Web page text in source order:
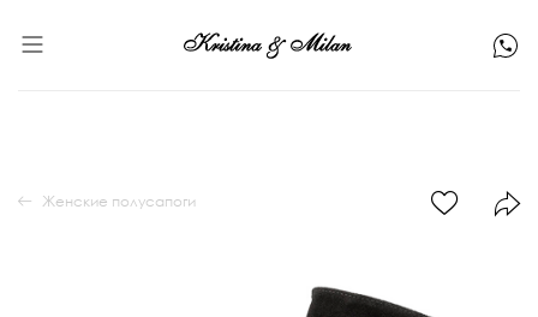
Женские полусапоги